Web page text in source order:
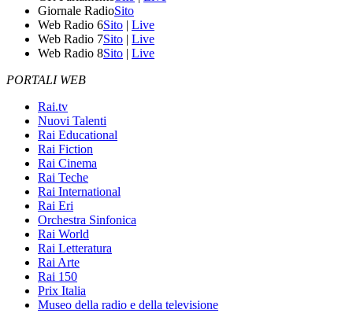
Giornale RadioSito
Web Radio 6Sito | Live
Web Radio 7Sito | Live
Web Radio 8Sito | Live
PORTALI WEB
Rai.tv
Nuovi Talenti
Rai Educational
Rai Fiction
Rai Cinema
Rai Teche
Rai International
Rai Eri
Orchestra Sinfonica
Rai World
Rai Letteratura
Rai Arte
Rai 150
Prix Italia
Museo della radio e della televisione